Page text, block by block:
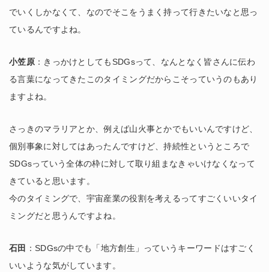
でいくしかなくて、なのでそこをうまく持って行きたいなと思っ
ているんですよね。
小笠原：きっかけとしてもSDGsって、なんとなく皆さんに伝わ
る言葉になってきたこのタイミングだからこそっていうのもあり
ますよね。
さっきのマラリアとか、例えば山火事とかでもいいんですけど、
個別事象に対してはあったんですけど、持続性というところで
SDGsっていう全体の枠に対して取り組まなきゃいけなくなって
きていると思います。
今のタイミングで、宇宙産業の役割を考えるってすごくいいタイ
ミングだと思うんですよね。
石田
：SDGsの中でも「地方創生」っていうキーワードはすごく
いいような気がしています。